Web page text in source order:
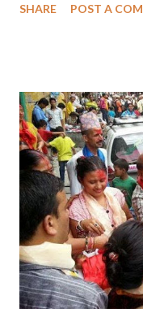
प्रश्न हो । पछिल्ला दिनहरूमा
यौन कविको छवि निर्माणको
उनला ई यौन कवि हुनबाट
निशानीको लेखन शैली विशिष्ट
वाक्य गठन र उस्तै वाचनप्रिय
...
SHARE POST A